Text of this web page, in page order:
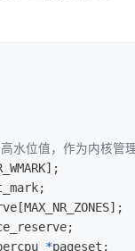
水位值，作为内核管
];
;
[MAX_NR_ZONES];
;
*pageset ;